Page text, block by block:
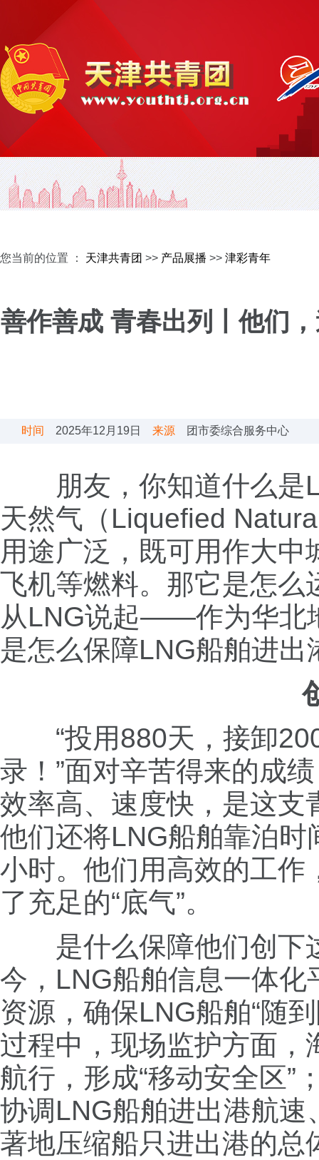
您当前的位置 ： 天津共青团 >> 产品展播 >> 津彩青年
善作善成 青春出列丨他们
时间 2025年12月19日 来源 团市委综合服务中心
朋友，你知道什么是
天然气（Liquefied
用途广泛，既可用作大
飞机等燃料。那它是怎么
从LNG说起——作为华北
是怎么保障LNG船舶进
“投用880天，接卸200
录！”面对辛苦得来的成
效率高、速度快，是这支
他们还将LNG船舶靠泊
小时。他们用高效的工作
了充足的“底气”。
是什么保障他们创下
今，LNG船舶信息一体
资源，确保LNG船舶“随
过程中，现场监护方面，
航行，形成“移动安全区”
协调LNG船舶进出港航
著地压缩船只进出港的总